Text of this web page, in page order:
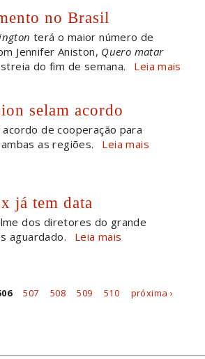
no Brasil
terá o maior número de
Jennifer Aniston, Quero matar
do fim de semana. Leia mais
selam acordo
de cooperação para
as regiões.
Leia mais
já tem data
dos diretores do grande
aguardado. Leia mais
507 508 509 510
próxima ›